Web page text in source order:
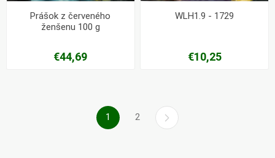
Prášok z červeného
ženšenu 100 g
€44,69
WLH1.9 - 1729
€10,25
1 2